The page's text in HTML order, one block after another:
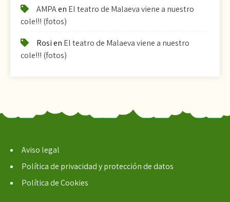
AMPAen El teatro de Malaeva viene a nuestro
cole!!! (fotos)
Rosien El teatro de Malaeva viene a nuestro
cole!!! (fotos)
Aviso legal
Política de privacidad y protección de datos
Política de Cookies